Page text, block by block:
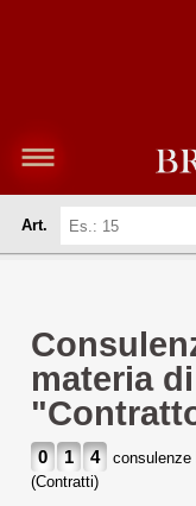
Art.
materia di
0 1 4 consulenze
(Contratti)